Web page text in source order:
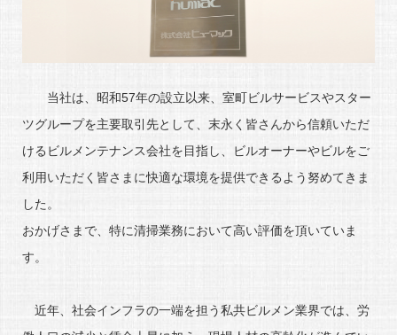
当社は、昭和57年の設立以来、室町ビルサービスやスター
ツグループを主要取引先として、末永く皆さんから信頼いただ
けるビルメンテナンス会社を目指し、ビルオーナーやビルをご
利用いただく皆さまに快適な環境を提供できるよう努めてきま
した。
おかげさまで、特に清掃業務において高い評価を頂いていま
す。
近年、社会インフラの一端を担う私共ビルメン業界では、労